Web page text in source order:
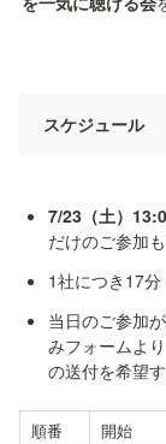
スケジュール
7/23（土）
だけのご参加も
1社につき17分
当日のご参加
みフォームよ
順番 開始